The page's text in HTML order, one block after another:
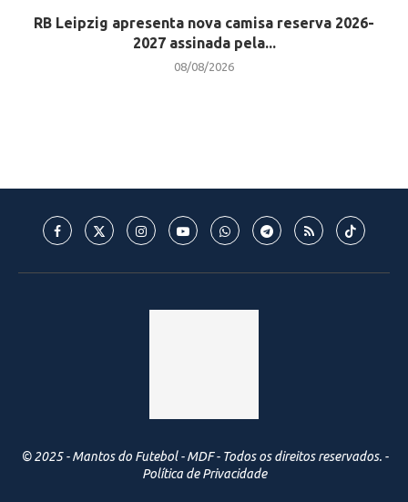
RB Leipzig apresenta nova camisa reserva 2026-
2027 assinada pela...
08/08/2026
© 2025 - Mantos do Futebol - MDF - Todos os direitos reservados. -
Política de Privacidade